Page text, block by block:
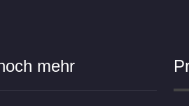
mehr